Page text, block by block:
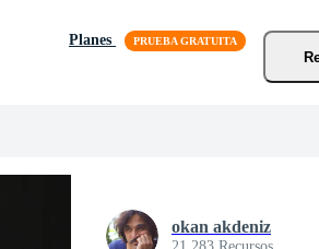
Planes
okan akdeniz